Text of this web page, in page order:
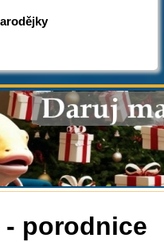
- porodnice